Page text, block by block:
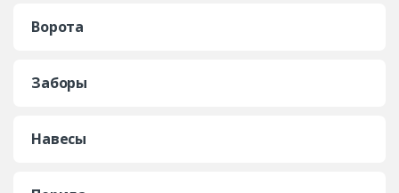
Ворота
Заборы
Навесы